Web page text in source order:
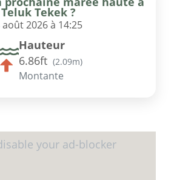
Teluk Tekek ?
août 2026 à 14:25
Hauteur
6.86ft (2.09m)
Montante